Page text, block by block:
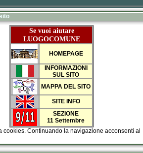
Se vuoi aiutare
LUOGOCOMUNE
HOMEPAGE
INFORMAZIONI
SUL SITO
MAPPA DEL SITO
SITE INFO
SEZIONE
11 Settembre
cookies. Continuando la navigazione acconsenti al